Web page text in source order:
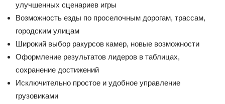
улучшенных сценариев игры
Возможность езды по проселочным дорогам, трассам,
городским улицам
Широкий выбор ракурсов камер, новые возможности
Оформление результатов лидеров в таблицах,
сохранение достижений
Исключительно простое и удобное управление
грузовиками